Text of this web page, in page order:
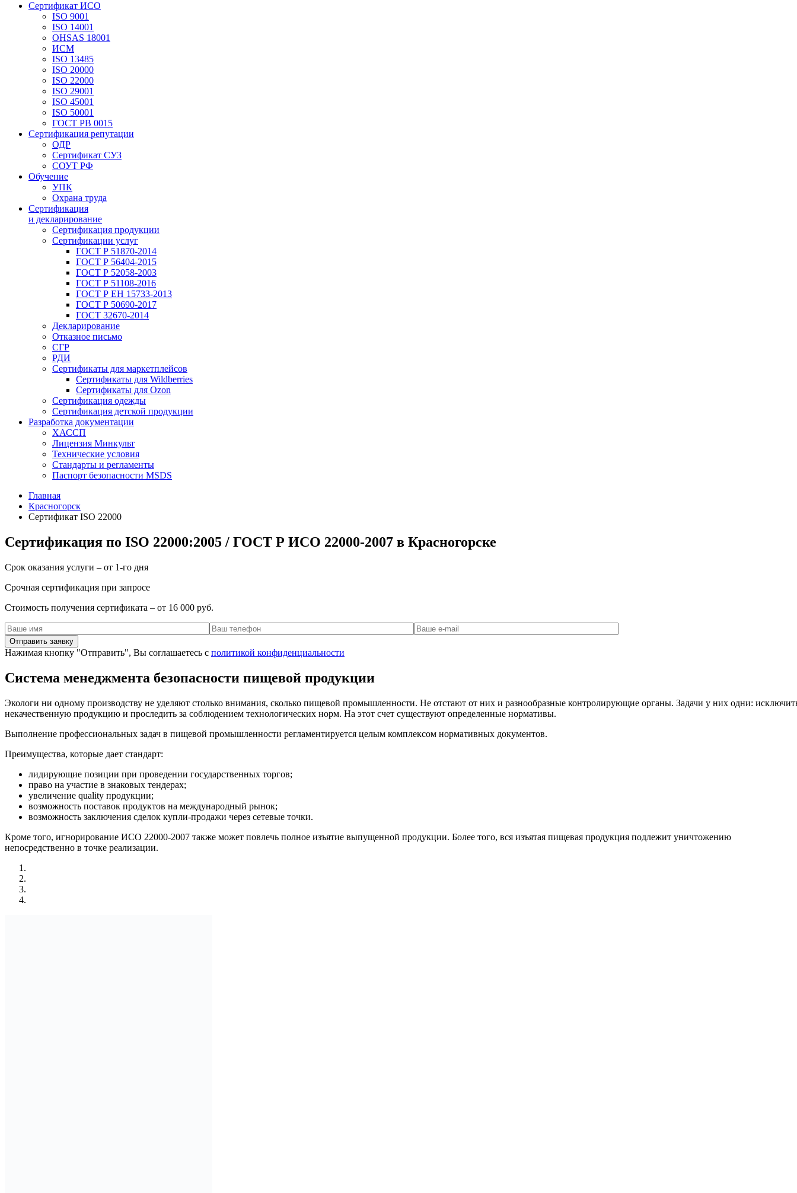
Сертификат ИСО
ISO 9001
ISO 14001
OHSAS 18001
ИСМ
ISO 13485
ISO 20000
ISO 22000
ISO 29001
ISO 45001
ISO 50001
ГОСТ РВ 0015
Сертификация репутации
ОДР
Сертификат СУЗ
СОУТ РФ
Обучение
УПК
Охрана труда
Сертификация
и декларирование
Сертификация продукции
Сертификации услуг
ГОСТ Р 51870-2014
ГОСТ Р 56404-2015
ГОСТ Р 52058-2003
ГОСТ Р 51108-2016
ГОСТ Р ЕН 15733-2013
ГОСТ Р 50690-2017
ГОСТ 32670-2014
Декларирование
Отказное письмо
СГР
РДИ
Сертификаты для маркетплейсов
Сертификаты для Wildberries
Сертификаты для Ozon
Сертификация одежды
Сертификация детской продукции
Разработка документации
ХАССП
Лицензия Минкульт
Технические условия
Стандарты и регламенты
Паспорт безопасности MSDS
Главная
Красногорск
Сертификат ISO 22000
Сертификация по ISO 22000:2005 / ГОСТ Р ИСО 22000-2007 в Красногорске
Срок оказания услуги – от 1-го дня
Срочная сертификация при запросе
Стоимость получения сертификата – от 16 000 руб.
Нажимая кнопку "Отправить", Вы соглашаетесь с политикой конфиденциальности
Система менеджмента безопасности пищевой продукции
Экологи ни одному производству не уделяют столько внимания, сколько пищевой промышленности. Не отстают от них и разнообразные контролирующие органы. Задачи у них одни:
некачественную продукцию и проследить за соблюдением технологических норм. На этот счет существуют определенные нормативы.
Выполнение профессиональных задач в пищевой промышленности регламентируется целым комплексом нормативных документов.
Преимущества, которые дает стандарт:
лидирующие позиции при проведении государственных торгов;
право на участие в знаковых тендерах;
увеличение quality продукции;
возможность поставок продуктов на международный рынок;
возможность заключения сделок купли-продажи через сетевые точки.
Кроме того, игнорирование ИСО 22000-2007 также может повлечь полное изъятие выпущенной продукции. Более того, вся изъятая пищевая продукция подлежит уничтожению
непосредственно в точке реализации.